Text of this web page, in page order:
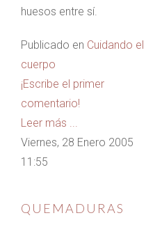
huesos entre sí.
Publicado en Cuidando el
cuerpo
¡Escribe el primer
comentario!
Leer más ...
Viernes, 28 Enero 2005
11:55
QUEMADURAS